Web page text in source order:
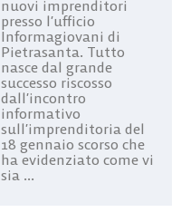
nuovi imprenditori
presso l’ufficio
Informagiovani di
Pietrasanta. Tutto
nasce dal grande
successo riscosso
dall’incontro
informativo
sull’imprenditoria del
18 gennaio scorso che
ha evidenziato come vi
sia ...